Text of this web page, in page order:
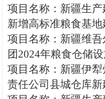
项目名称：新疆生
新增高标准粮食基地
项目名称：新疆维
团2024年粮食仓储
项目名称：新疆伊
责任公司县城仓库